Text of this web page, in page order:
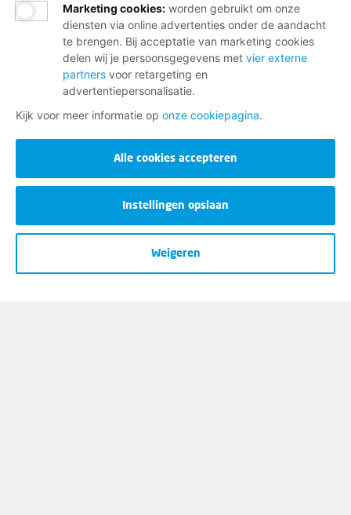
Daarna:
€-.--p/m
korting
Marketing cookies: worden gebruikt om onze
diensten via online advertenties onder de aandacht
te brengen. Bij acceptatie van marketing cookies
delen wij je persoonsgegevens met vier externe
partners voor retargeting en
advertentiepersonalisatie.
Kijk voor meer informatie op onze cookiepagina.
Alle cookies accepteren
Instellingen opslaan
Weigeren